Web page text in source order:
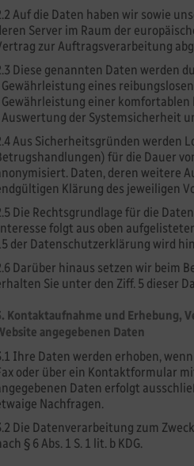
Auf die Daten haben wir sowie
Server im Raum der
zur Auftragsverarbeitung
Diese genannten Daten werden
eines
Gewährleistung einer
Auswertung der Systemsicherheit
Aus Sicherheitsgründen werden
für die Dauer
Daten, deren weitere
Klärung des jeweiligen
Die Rechtsgrundlage für die
folgt aus oben
der Datenschutzerklärung wird
Darüber hinaus setzen wir beim
Sie unter den Ziff. 5 dieser
Kontaktaufnahme und Erhebung,
angegebenen Daten
Ihre Daten werden erhoben,
oder über ein Kontaktformular
Daten erfolgt
Nachfragen.
Die Datenverarbeitung zum
§ 6 Abs. 1 S. 1 lit. b KDG.